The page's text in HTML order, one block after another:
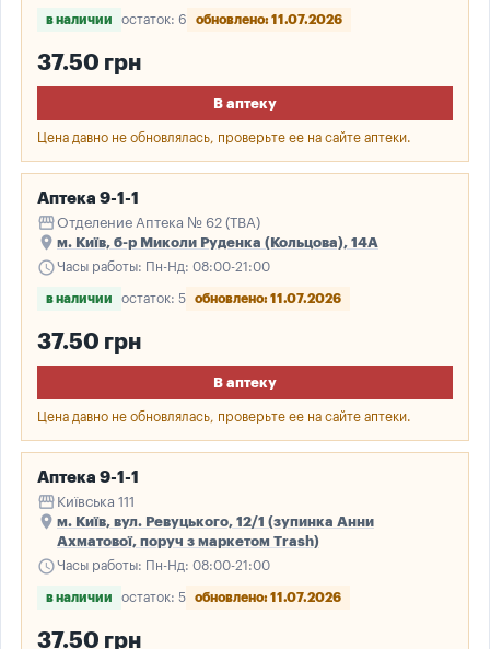
в наличии остаток: 6 обновлено: 11.07.2026
37.50 грн
В аптеку
Цена давно не обновлялась, проверьте ее на сайте аптеки.
Аптека 9-1-1
storefrontОтделение Аптека № 62 (ТВА)
place м. Київ, б-р Миколи Руденка (Кольцова), 14А
scheduleЧасы работы: Пн-Нд: 08:00-21:00
в наличии остаток: 5 обновлено: 11.07.2026
37.50 грн
В аптеку
Цена давно не обновлялась, проверьте ее на сайте аптеки.
Аптека 9-1-1
storefront Київська 111
place м. Київ, вул. Ревуцького, 12/1 (зупинка Анни
Ахматової, поруч з маркетом Trash)
scheduleЧасы работы: Пн-Нд: 08:00-21:00
в наличии остаток: 5 обновлено: 11.07.2026
37.50 грн